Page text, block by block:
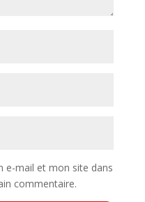
e-mail et mon site dans
commentaire.